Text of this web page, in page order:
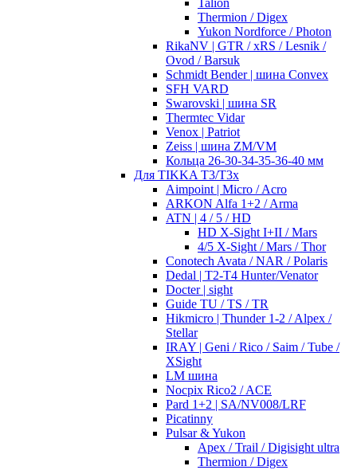
Talion
Thermion / Digex
Yukon Nordforce / Photon
RikaNV | GTR / xRS / Lesnik /
Ovod / Barsuk
Schmidt Bender | шина Convex
SFH VARD
Swarovski | шина SR
Thermtec Vidar
Venox | Patriot
Zeiss | шина ZM/VM
Кольца 26-30-34-35-36-40 мм
Для TIKKA T3/T3x
Aimpoint | Micro / Acro
ARKON Alfa 1+2 / Arma
ATN | 4 / 5 / HD
HD X-Sight I+II / Mars
4/5 X-Sight / Mars / Thor
Conotech Avata / NAR / Polaris
Dedal | T2-T4 Hunter/Venator
Docter | sight
Guide TU / TS / TR
Hikmicro | Thunder 1-2 / Alpex /
Stellar
IRAY | Geni / Rico / Saim / Tube /
XSight
LM шина
Nocpix Rico2 / ACE
Pard 1+2 | SA/NV008/LRF
Picatinny
Pulsar & Yukon
Apex / Trail / Digisight ultra
Thermion / Digex